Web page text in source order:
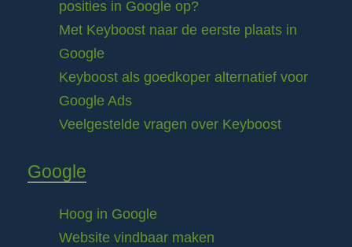
posities in Google op?
Met Keyboost naar de eerste plaats in
Google
Keyboost als goedkoper alternatief voor
Google Ads
Veelgestelde vragen over Keyboost
Google
Hoog in Google
Website vindbaar maken